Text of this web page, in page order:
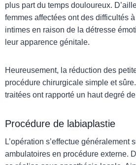
plus part du temps douloureux.
femmes affectées ont des difficultés
intimes en raison de la détresse
leur apparence génitale.
Heureusement, la réduction des
procédure chirurgicale simple et
traitées ont rapporté un haut degré
Procédure de labiaplastie
L’opération s’effectue généralement
ambulatoires en procédure externe.